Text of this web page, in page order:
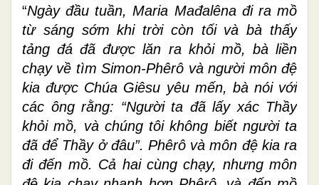
“Ngày đầu tuần, Maria Mađalêna đi ra mồ
từ sáng sớm khi trời còn tối và bà thấy
tảng đá đã được lăn ra khỏi mồ, bà liền
chạy về tìm Simon-Phêrô và người môn đệ
kia được Chúa Giêsu yêu mến, bà nói với
các ông rằng: “Người ta đã lấy xác Thầy
khỏi mồ, và chúng tôi không biết người ta
đã để Thầy ở đâu”. Phêrô và môn đệ kia ra
đi đến mồ. Cả hai cùng chạy, nhưng môn